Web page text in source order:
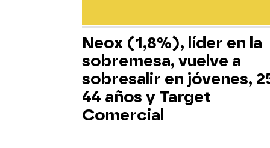
Neox (1,8%), líder en la
sobremesa, vuelve a
sobresalir en jóvenes,
44 años y Target
Comercial